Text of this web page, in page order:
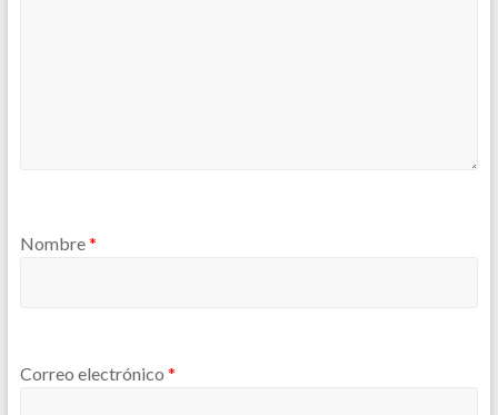
Nombre*
Correo electrónico *